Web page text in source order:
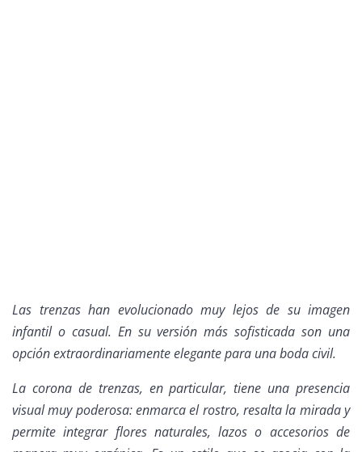
Las trenzas han evolucionado muy lejos de su imagen
infantil o casual. En su versión más sofisticada son una
opción extraordinariamente elegante para una boda civil.
La corona de trenzas, en particular, tiene una presencia
visual muy poderosa: enmarca el rostro, resalta la mirada y
permite integrar flores naturales, lazos o accesorios de